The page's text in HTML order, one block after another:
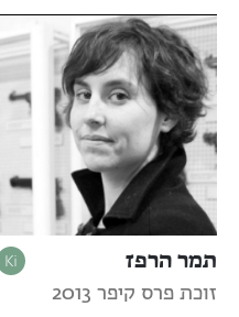
תמר הרפז
זוכת פרס קיפר 2013